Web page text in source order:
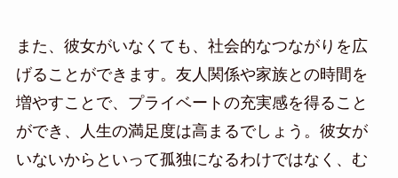
また、彼女がいなくても、社会的なつながりを広
げることができます。友人関係や家族との時間を
増やすことで、プライベートの充実感を得ること
ができ、人生の満足度は高まるでしょう。彼女が
いないからといって孤独になるわけではなく、む